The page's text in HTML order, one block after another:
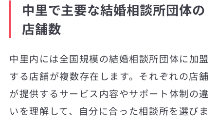
中里で主要な結婚相談所団体の
店舗数
中里内には全国規模の結婚相談所団体に加盟
する店舗が複数存在します。それぞれの店舗
が提供するサービス内容やサポート体制の違
いを理解して、自分に合った相談所を選びま